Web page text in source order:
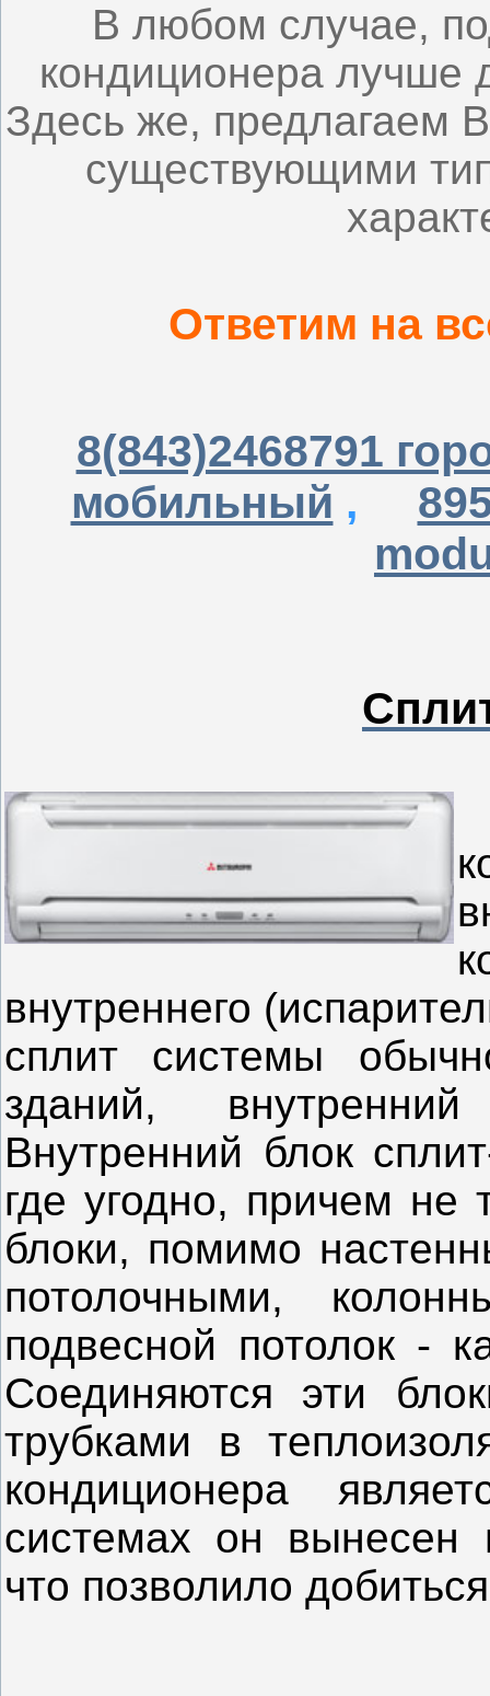
В любом случае,
кондиционера лучше
Здесь же, предлагаем
существующими
Ответим на
8(843)2468791
мобильный ,
внутреннего
сплит системы
зданий,
Внутренний блок
где угодно, причем не
блоки, помимо
потолочными,
подвесной потолок -
Соединяются эти
трубками в
кондиционера
системах он вынесен
что позволило